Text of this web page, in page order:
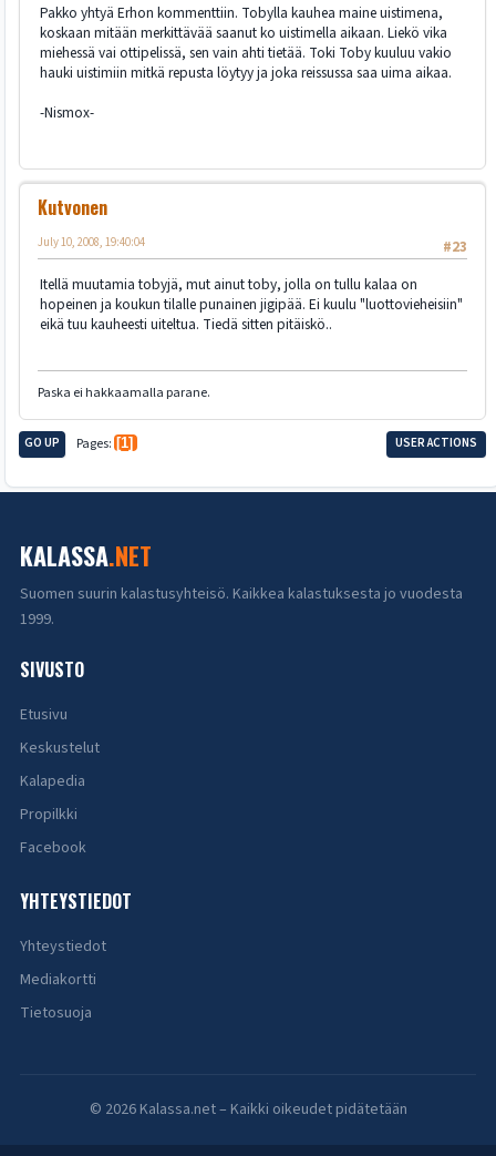
Pakko yhtyä Erhon kommenttiin. Tobylla kauhea maine uistimena,
koskaan mitään merkittävää saanut ko uistimella aikaan. Liekö vika
miehessä vai ottipelissä, sen vain ahti tietää. Toki Toby kuuluu vakio
hauki uistimiin mitkä repusta löytyy ja joka reissussa saa uima aikaa.
-Nismox-
Kutvonen
#23
July 10, 2008, 19:40:04
Itellä muutamia tobyjä, mut ainut toby, jolla on tullu kalaa on
hopeinen ja koukun tilalle punainen jigipää. Ei kuulu "luottovieheisiin"
eikä tuu kauheesti uiteltua. Tiedä sitten pitäiskö..
Paska ei hakkaamalla parane.
GO UP Pages 1 USER ACTIONS
KALASSA.NET
Suomen suurin kalastusyhteisö. Kaikkea kalastuksesta jo vuodesta
1999.
SIVUSTO
Etusivu
Keskustelut
Kalapedia
Propilkki
Facebook
YHTEYSTIEDOT
Yhteystiedot
Mediakortti
Tietosuoja
© 2026 Kalassa.net – Kaikki oikeudet pidätetään